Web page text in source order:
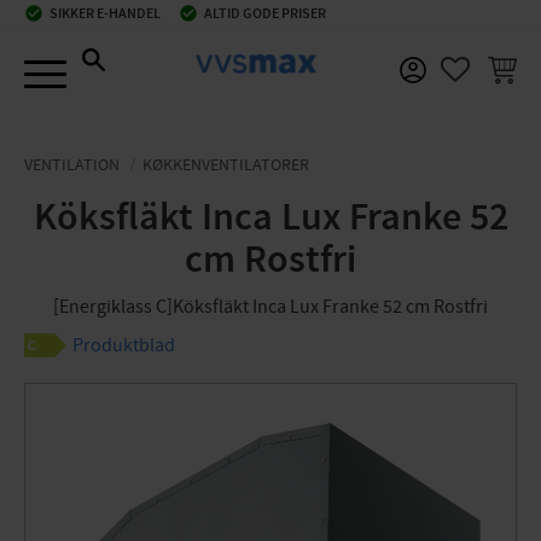
check_circle SIKKER E-HANDEL check_circle ALTID GODE PRISER
VENTILATION KØKKENVENTILATORER
Köksfläkt Inca Lux Franke 52
cm Rostfri
[Energiklass C]Köksfläkt Inca Lux Franke 52 cm Rostfri
Produktblad